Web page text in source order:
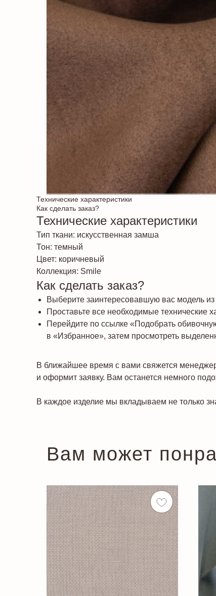
Технические характеристики
Как сделать заказ?
Технические характеристики
Тип ткани: искусственная замша
Тон: темный
Цвет: коричневый
Коллекция: Smile
Как сделать заказ?
Выберите заинтересовавшую вас модель из
Проставьте все необходимые технические
Перейдите по ссылке «Подобрать
в «Избранное», затем просмотреть
В ближайшее время с вами свяжется
и оформит заявку. Вам останется немного
В каждое изделие мы вкладываем не только
Вам может